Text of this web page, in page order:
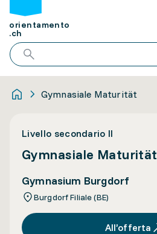
orientamento
.ch
Gymnasiale Maturität
Livello secondario II
Gymnasiale Maturität
Gymnasium Burgdorf
Burgdorf Filiale (BE)
All’offerta